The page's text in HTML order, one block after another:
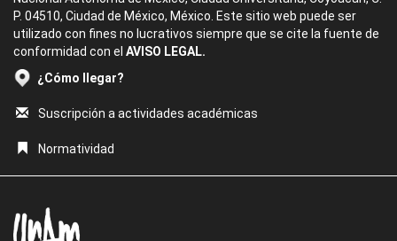
P. 04510, Ciudad de México, México. Este sitio web puede ser
utilizado con fines no lucrativos siempre que se cite la fuente de
conformidad con el AVISO LEGAL.
¿Cómo llegar?
Suscripción a actividades académicas
Normatividad